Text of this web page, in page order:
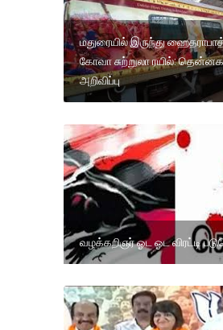
மதுரையில் இருந்து
கோவா சுற்றுலா ரயில்:
அறிவிப்பு
வழக்கறிஞர் ஓட ஓட விரட்டி